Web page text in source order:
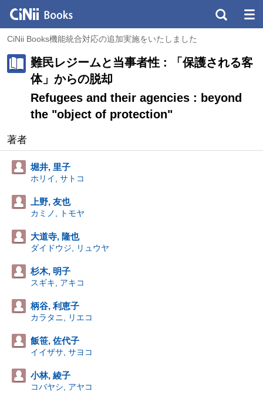
CiNii Books機能統合対応の追加実施をいたしました
難民レジームと当事者性 : 「保護される客
体」からの脱却
Refugees and their agencies : beyond
the "object of protection"
著者
堀井, 里子
ホリイ, サトコ
上野, 友也
カミノ, トモヤ
大道寺, 隆也
ダイドウジ, リュウヤ
杉木, 明子
スギキ, アキコ
柄谷, 利恵子
カラタニ, リエコ
飯笹, 佐代子
イイザサ, サヨコ
小林, 綾子
コバヤシ, アヤコ